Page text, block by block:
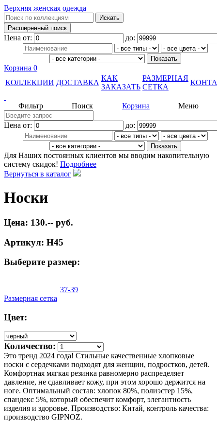
Верхняя женская одежда
Цена от: до:
Корзина 0
КОЛЛЕКЦИИ ДОСТАВКА
КАК
ЗАКАЗАТЬ
РАЗМЕРНАЯ
СЕТКА
Меню
Корзина
Поиск
Фильтр
Цена от: до:
Для Наших постоянных клиентов мы вводим накопительную
систему скидок! Подробнее
Вернуться в каталог
Носки
Цена: 130.-- руб.
Артикул: Н45
Выберите размер:
37-39
Размерная сетка
Цвет:
Количество:
Это тренд 2024 года! Стильные качественные хлопковые
носки с сердечками подходят для женщин, подростков, детей.
Комфортная мягкая резинка равномерно распределяет
давление, не сдавливает кожу, при этом хорошо держится на
ноге. Оптимальный состав: хлопок 80%, полиэстер 15%,
спандекс 5%, который обеспечит комфорт, элегантность
изделия и здоровье. Производство: Китай, контроль качества:
производство GIPNOZ.